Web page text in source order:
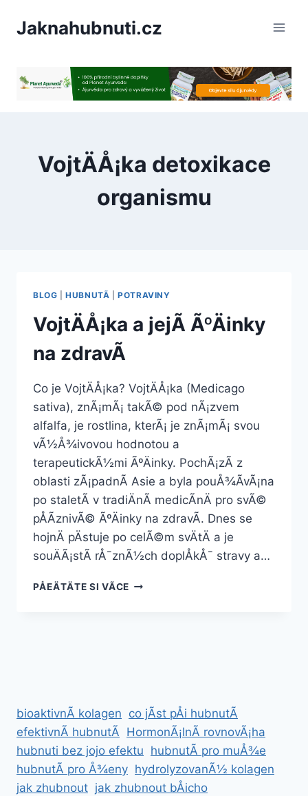
Jaknahubnuti.cz
VojtÄÅ¡ka detoxikace
organismu
BLOG |HUBNUTÃ­ |POTRAVINY
VojtÄÅ¡ka a jejÃ­ ÃºÄinky
na zdravÃ­
Co je VojtÄÅ¡ka? VojtÄÅ¡ka (Medicago
sativa), znÃ¡mÃ¡ takÃ© pod nÃ¡zvem
alfalfa, je rostlina, kterÃ¡ je znÃ¡mÃ¡ svou
vÃ½Å¾ivovou hodnotou a
terapeutickÃ½mi ÃºÄinky. PochÃ¡zÃ­ z
oblasti zÃ¡padnÃ­ Asie a byla pouÅ¾Ã­vÃ¡na
po staletÃ­ v tradiÄnÃ­ medicÃ­nÄ pro svÃ©
pÅÃ­znivÃ© ÃºÄinky na zdravÃ­. Dnes se
hojnÄ pÄstuje po celÃ©m svÄtÄ a je
souÄÃ¡stÃ­ rÅ¯znÃ½ch doplÅkÅ¯ stravy a…
PÅEÄTÄTE SI VÃ­CEVOJTÄÅ¡KA
bioaktivnÃ­ kolagen co jÃ­st pÅi hubnutÃ­
efektivnÃ­ hubnutÃ­ HormonÃ¡lnÃ­ rovnovÃ¡ha
hubnuti bez jojo efektu hubnutÃ­ pro muÅ¾e
hubnutÃ­ pro Å¾eny hydrolyzovanÃ½ kolagen
jak zhubnout jak zhubnout bÅicho